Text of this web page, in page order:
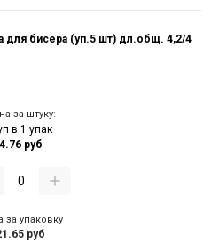
для бисера (уп.5 шт) дл.общ. 4,2/4
за штуку:
в 1 упак
4.76 руб
за упаковку
руб